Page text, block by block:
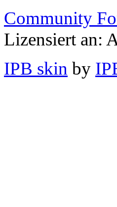
Community
Lizensiert an:
IPB skin by